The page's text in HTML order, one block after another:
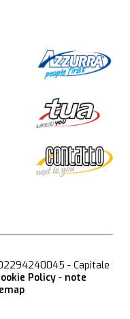
- Capitale
Policy - note